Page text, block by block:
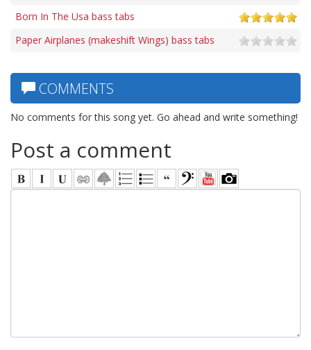
Born In The Usa bass tabs
Paper Airplanes (makeshift Wings) bass tabs
COMMENTS
No comments for this song yet. Go ahead and write something!
Post a comment